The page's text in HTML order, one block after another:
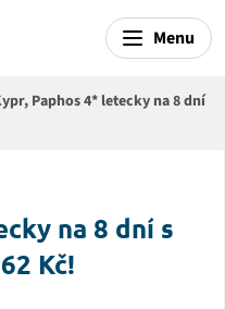
Menu
Paphos 4* letecky na 8 dní
na 8 dní s
Kč!